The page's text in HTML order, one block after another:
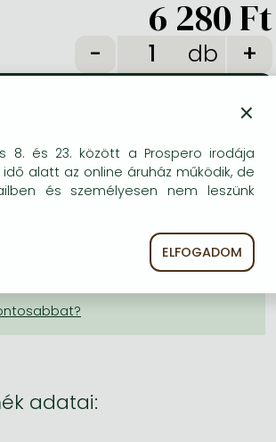
6 280 Ft
db
de a kiadónál igen. Beszerzés kb. 3-
adatai:
×
8. és 23. között a Prospero irodája
idő alatt az online áruház működik, de
és személyesen nem leszünk
ELFOGADOM